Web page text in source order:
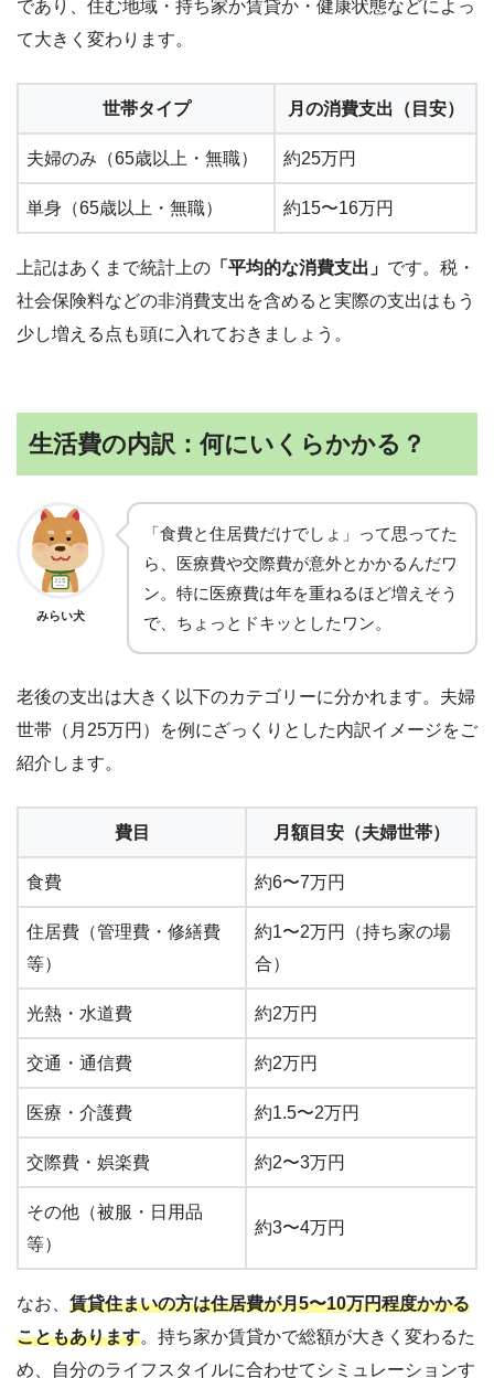
であり、住む地域・持ち家か賃貸か・健康状態などによっ
て大きく変わります。
世帯タイプ 月の消費支出（目安）
夫婦のみ（65歳以上・無職） 約25万円
単身（65歳以上・無職） 約15〜16万円
上記はあくまで統計上の 「平均的な消費支出」 です。税・
社会保険料などの非消費支出を含めると実際の支出はもう
少し増える点も頭に入れておきましょう。
生活費の内訳：何にいくらかかる？
みらい犬
「食費と住居費だけでしょ」って思ってた
ら、医療費や交際費が意外とかかるんだワ
ン。特に医療費は年を重ねるほど増えそう
で、ちょっとドキッとしたワン。
老後の支出は大きく以下のカテゴリーに分かれます。夫婦
世帯（月25万円）を例にざっくりとした内訳イメージをご
紹介します。
費目 月額目安（夫婦世帯）
食費 約6〜7万円
住居費（管理費・修繕費
等）
約1〜2万円（持ち家の場
合）
光熱・水道費 約2万円
交通・通信費 約2万円
医療・介護費 約1.5〜2万円
交際費・娯楽費 約2〜3万円
その他（被服・日用品
等）
約3〜4万円
なお、 賃貸住まいの方は住居費が月5〜10万円程度かかる
こともあります。持ち家か賃貸かで総額が大きく変わるた
め、自分のライフスタイルに合わせてシミュレーションす